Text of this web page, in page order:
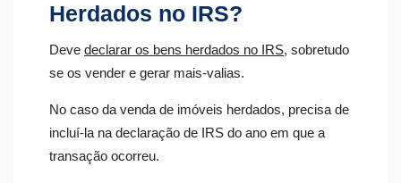
Herdados no IRS?
Deve declarar os bens herdados no IRS, sobretudo
se os vender e gerar mais-valias.
No caso da venda de imóveis herdados, precisa de
incluí-la na declaração de IRS do ano em que a
transação ocorreu.